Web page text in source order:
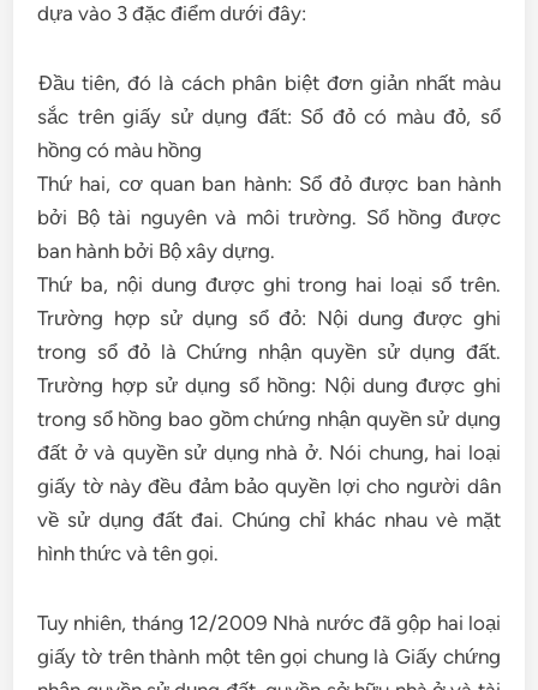
dựa vào 3 đặc điểm dưới đây:
Đầu tiên, đó là cách phân biệt đơn giản nhất màu
sắc trên giấy sử dụng đất: Sổ đỏ có màu đỏ, sổ
hồng có màu hồng
Thứ hai, cơ quan ban hành: Sổ đỏ được ban hành
bởi Bộ tài nguyên và môi trường. Sổ hồng được
ban hành bởi Bộ xây dựng.
Thứ ba, nội dung được ghi trong hai loại sổ trên.
Trường hợp sử dụng sổ đỏ: Nội dung được ghi
trong sổ đỏ là Chứng nhận quyền sử dụng đất.
Trường hợp sử dụng sổ hồng: Nội dung được ghi
trong sổ hồng bao gồm chứng nhận quyền sử dụng
đất ở và quyền sử dụng nhà ở. Nói chung, hai loại
giấy tờ này đều đảm bảo quyền lợi cho người dân
về sử dụng đất đai. Chúng chỉ khác nhau vè mặt
hình thức và tên gọi.
Tuy nhiên, tháng 12/2009 Nhà nước đã gộp hai loại
giấy tờ trên thành một tên gọi chung là Giấy chứng